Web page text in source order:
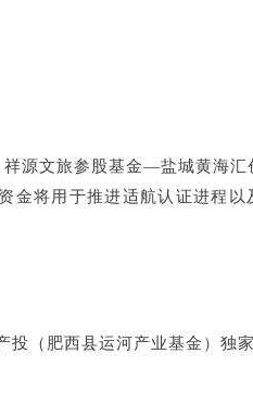
祥源文旅参股基金—盐城黄海汇
金将用于推进适航认证进程以
（肥西县运河产业基金）独家